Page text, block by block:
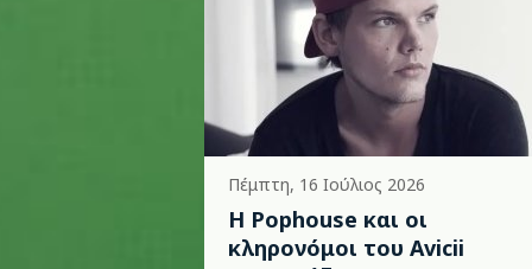
Πέμπτη, 16 Ιούλιος 2026
Η Pophouse και οι
κληρονόμοι του Avicii